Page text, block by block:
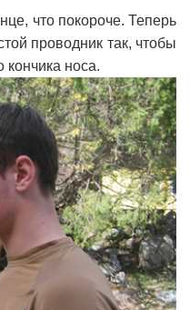
что покороче. Теперь
проводник так, чтобы
кончика носа.